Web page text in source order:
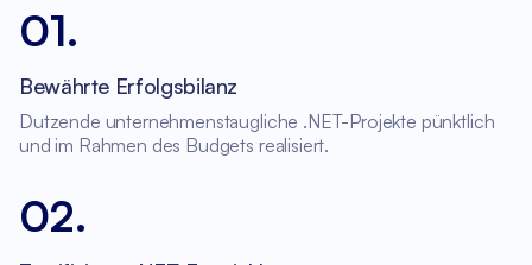
01.
Bewährte Erfolgsbilanz
Dutzende unternehmenstaugliche .NET-Projekte pünktlich
und im Rahmen des Budgets realisiert.
02.